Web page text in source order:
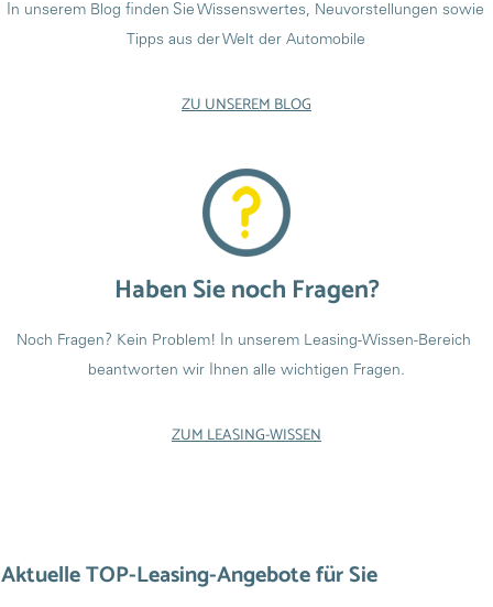
In unserem Blog finden Sie Wissenswertes, Neuvorstellungen sowie
Tipps aus der Welt der Automobile
ZU UNSEREM BLOG
Haben Sie noch Fragen?
Noch Fragen? Kein Problem! In unserem Leasing-Wissen-Bereich
beantworten wir Ihnen alle wichtigen Fragen.
ZUM LEASING-WISSEN
Aktuelle TOP-Leasing-Angebote für Sie